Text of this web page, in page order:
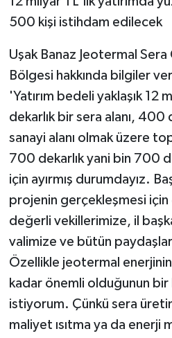
500 kişi istihdam edilecek
Uşak Banaz Jeotermal Sera
Bölgesi hakkında bilgiler
'Yatırım bedeli yaklaşık 12
dekarlık bir sera alanı, 400
sanayi alanı olmak üzere
700 dekarlık yani bin 700
için ayırmış durumdayız.
projenin gerçekleşmesi
değerli vekillerimize, il
valimize ve bütün
Özellikle jeotermal
kadar önemli olduğunun bir
istiyorum. Çünkü sera
maliyet ısıtma ya da enerji